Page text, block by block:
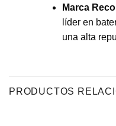
Marca
líder en
una alta
PRODUCTOS